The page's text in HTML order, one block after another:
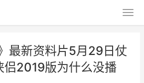
最新资料片5月29日仗
侣2019版为什么没播